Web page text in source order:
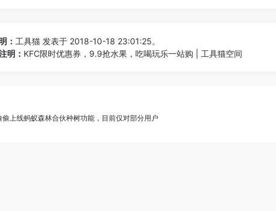
： 工具猫 发表于 2018-10-18 23:01:25。
明： KFC限时优惠券，9.9抢水果，吃喝玩乐一站购 | 工具猫空间
偷上线蚂蚁森林合伙种树功能，目前仅对部分用户